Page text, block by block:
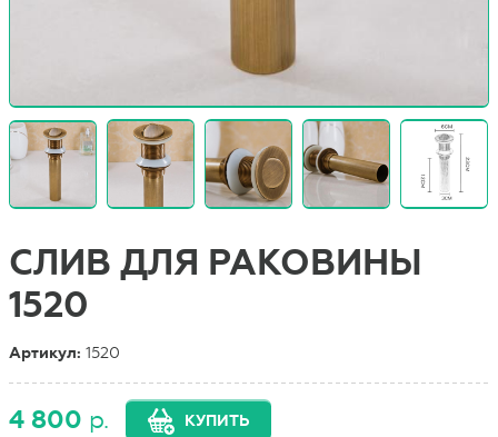
СЛИВ ДЛЯ РАКОВИНЫ
1520
Артикул:1520
4 800 р. КУПИТЬ